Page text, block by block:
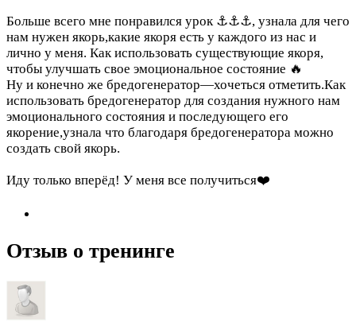
Больше всего мне понравился урок ⚓️⚓️⚓️, узнала для чего
нам нужен якорь,какие якоря есть у каждого из нас и
лично у меня. Как использовать существующие якоря,
чтобы улучшать свое эмоциональное состояние 🔥
Ну и конечно же бредогенератор—хочеться отметить.Как
использовать бредогенератор для создания нужного нам
эмоционального состояния и последующего его
якорение,узнала что благодаря бредогенератора можно
создать свой якорь.
Иду только вперёд! У меня все получиться❤️
Отзыв о тренинге